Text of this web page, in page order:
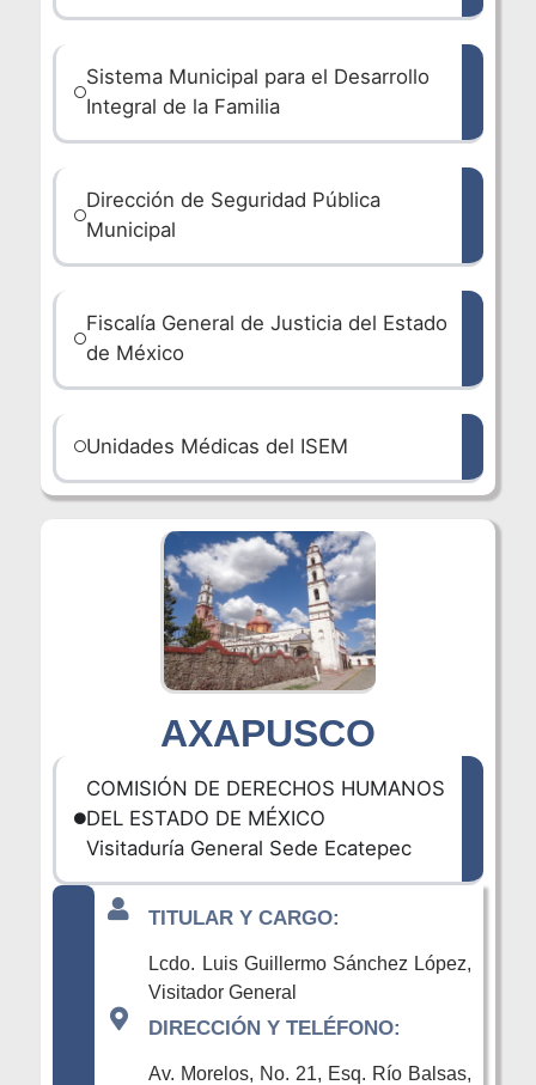
Sistema Municipal para el Desarrollo
Integral de la Familia
Dirección de Seguridad Pública
Municipal
Fiscalía General de Justicia del Estado
de México
Unidades Médicas del ISEM
AXAPUSCO
COMISIÓN DE DERECHOS HUMANOS
DEL ESTADO DE MÉXICO
Visitaduría General Sede Ecatepec
TITULAR Y CARGO:
Lcdo. Luis Guillermo Sánchez López,
Visitador General
DIRECCIÓN Y TELÉFONO:
Av. Morelos, No. 21, Esq. Río Balsas,